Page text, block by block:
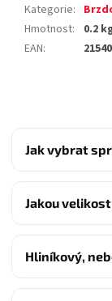
Kategorie:
Hmotnost:
0.2
EAN:
Jak vybrat
Jakou
Hliníkový,